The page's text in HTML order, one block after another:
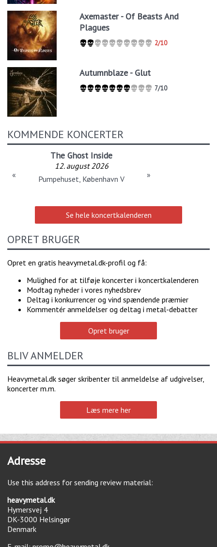
Axemaster - Of Beasts And
Plagues
2/10
Autumnblaze - Glut
7/10
KOMMENDE KONCERTER
The Ghost Inside
12. august 2026
Pumpehuset, København V
« »
Se hele koncertkalenderen
OPRET BRUGER
Opret en gratis heavymetal.dk-profil og få:
Mulighed for at tilføje koncerter i koncertkalenderen
Modtag nyheder i vores nyhedsbrev
Deltag i konkurrencer og vind spændende præmier
Kommentér anmeldelser og deltag i metal-debatter
Opret bruger
BLIV ANMELDER
Heavymetal.dk søger skribenter til anmeldelse af udgivelser,
koncerter m.m.
Læs mere her
Adresse
Use this address for sending review material:
heavymetal.dk
Hymersvej 4
DK-3000 Helsingør
Denmark